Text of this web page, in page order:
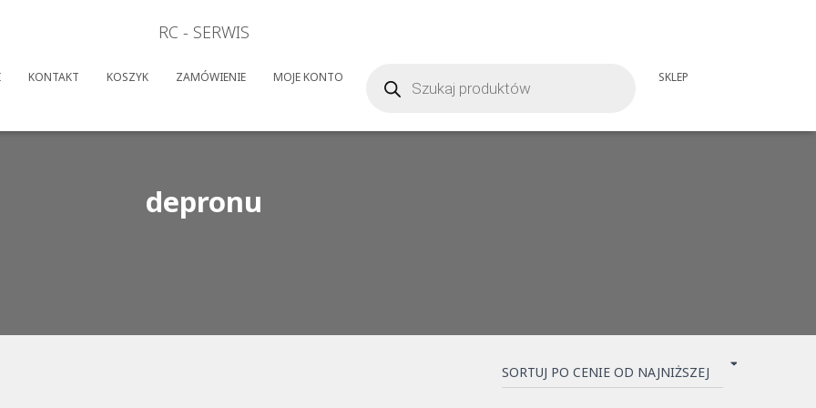
RC - SERWIS
KONTAKT KOSZYK ZAMÓWIENIE MOJE KONTO produktów SKLEP
depronu